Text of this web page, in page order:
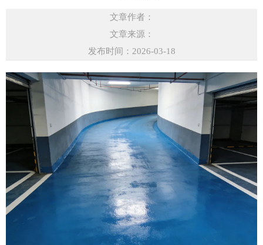
文章作者：
文章来源：
发布时间：2026-03-18